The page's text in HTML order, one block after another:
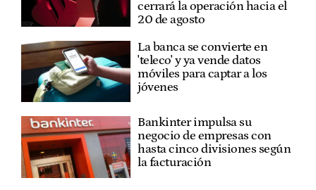
cerrará la operación hacia el
20 de agosto
La banca se convierte en
'teleco' y ya vende datos
móviles para captar a los
jóvenes
Bankinter impulsa su
negocio de empresas con
hasta cinco divisiones según
la facturación